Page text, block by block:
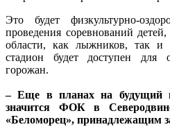
Это будет физкультурно-
проведения соревнований
области, как лыжников, так и
стадион будет доступен для
горожан.
– Еще в планах на будущий
значится ФОК в
«Беломорец», принадлежащим